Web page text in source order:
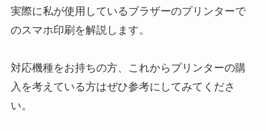
実際に私が使用しているブラザーのプリンターで
のスマホ印刷を解説します。
対応機種をお持ちの方、これからプリンターの購
入を考えている方はぜひ参考にしてみてくださ
い。